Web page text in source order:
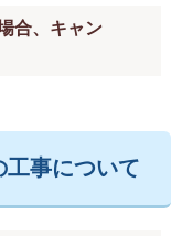
合、キャン
事について